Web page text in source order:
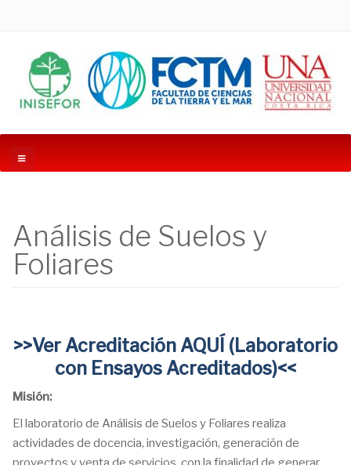
Análisis de Suelos y
Foliares
>>Ver Acreditación AQUÍ (Laboratorio
con Ensayos Acreditados)<<
Misión:
El laboratorio de Análisis de Suelos y Foliares realiza
actividades de docencia, investigación, generación de